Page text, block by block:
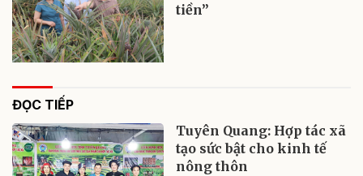
tiền”
ĐỌC TIẾP
Tuyên Quang: Hợp tác xã
tạo sức bật cho kinh tế
nông thôn